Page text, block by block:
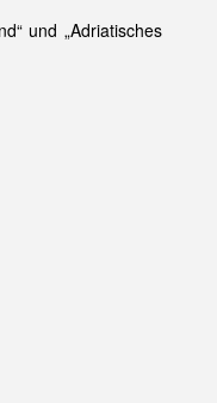
und „Adriatisches